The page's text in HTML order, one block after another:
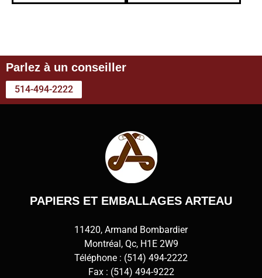
Parlez à un conseiller
514-494-2222
PAPIERS ET EMBALLAGES ARTEAU
11420, Armand Bombardier
Montréal, Qc, H1E 2W9
Téléphone : (514) 494-2222
Fax : (514) 494-9222